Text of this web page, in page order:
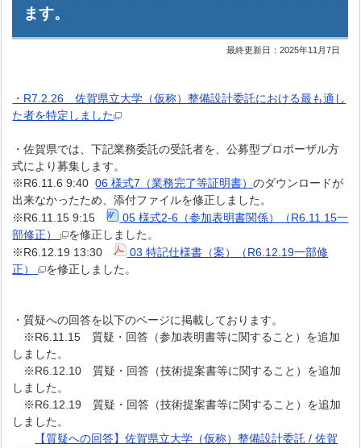
ます。
最終更新日：2025年11月7日
・R7.2.26 佐賀県立大学（仮称）整備設計委託における最も適し
た者を特定しました
・佐賀県では、下記業務委託の受託者を、公募型プロポーザル方
式により募集します。
※R6.11.6 9:4006 様式7（業務完了等証明書）のダウンロードが
出来なかったため、添付ファイルを修正しました。
※R6.11.15 9:15
05 様式2-6（参加表明書関係）（R6.11.15一
部修正）
を修正しました。
※R6.12.19 13:30
03 特記仕様書（案）（R6.12.19一部修
正）
を修正しました。
・質疑への回答を以下のページに掲載しております。
※R6.11.15 質疑・回答（参加表明書等に関すること）を追加
しました。
※R6.12.10 質疑・回答（技術提案書等に関すること）を追加
しました。
※R6.12.19 質疑・回答（技術提案書等に関すること）を追加
しました。
【質疑への回答】佐賀県立大学（仮称）整備設計委託 / 佐賀